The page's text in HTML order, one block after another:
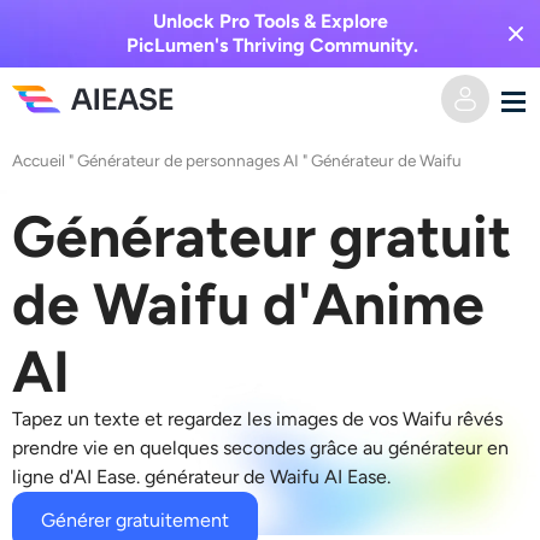
Unlock Pro Tools & Explore
PicLumen's Thriving Community.
Domicile
Vidéo IA
Texte en vidéo
De l’image à la vidéo
Effets vidéo
Générateur de baisers IA
Effets vidéo
Image IA
Image vers image
Outils d’IA
Éditeur et créateur de photos
Prisée
Accueil "Générateur de personnages AI "Générateur de Waifu
Générateur gratuit
de Waifu d'Anime
AI
Tapez un texte et regardez les images de vos Waifu rêvés
prendre vie en quelques secondes grâce au générateur en
ligne d'AI Ease. générateur de Waifu AI Ease.
Générer gratuitement